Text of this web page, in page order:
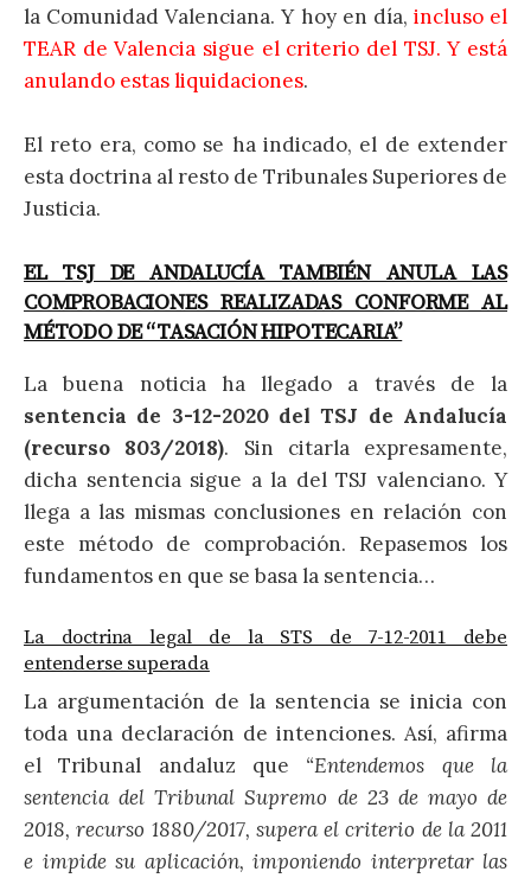
la Comunidad Valenciana. Y hoy en día, incluso el
TEAR de Valencia sigue el criterio del TSJ. Y está
anulando estas liquidaciones.
El reto era, como se ha indicado, el de extender
esta doctrina al resto de Tribunales Superiores de
Justicia.
EL TSJ DE ANDALUCÍA TAMBIÉN ANULA LAS
COMPROBACIONES REALIZADAS CONFORME AL
MÉTODO DE “TASACIÓN HIPOTECARIA”
La buena noticia ha llegado a través de la
sentencia de 3-12-2020 del TSJ de Andalucía
(recurso 803/2018). Sin citarla expresamente,
dicha sentencia sigue a la del TSJ valenciano. Y
llega a las mismas conclusiones en relación con
este método de comprobación. Repasemos los
fundamentos en que se basa la sentencia…
La doctrina legal de la STS de 7-12-2011 debe
entenderse superada
La argumentación de la sentencia se inicia con
toda una declaración de intenciones. Así, afirma
el Tribunal andaluz que “Entendemos que la
sentencia del Tribunal Supremo de 23 de mayo de
2018, recurso 1880/2017, supera el criterio de la 2011
e impide su aplicación, imponiendo interpretar las